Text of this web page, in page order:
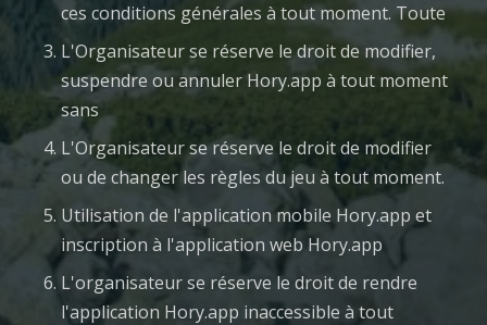
ces conditions générales à tout moment. Toute
L'Organisateur se réserve le droit de modifier,
suspendre ou annuler Hory.app à tout moment
sans
L'Organisateur se réserve le droit de modifier
ou de changer les règles du jeu à tout moment.
Utilisation de l'application mobile Hory.app et
inscription à l'application web Hory.app
L'organisateur se réserve le droit de rendre
l'application Hory.app inaccessible à tout